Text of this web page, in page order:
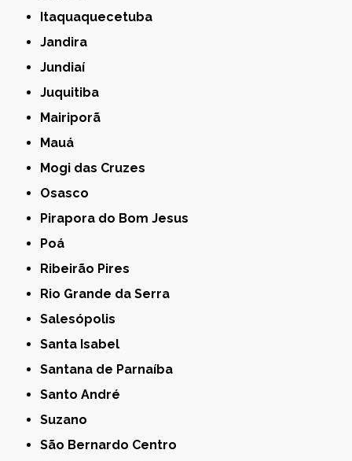
Itaquaquecetuba
Jandira
Jundiaí
Juquitiba
Mairiporã
Mauá
Mogi das Cruzes
Osasco
Pirapora do Bom Jesus
Poá
Ribeirão Pires
Rio Grande da Serra
Salesópolis
Santa Isabel
Santana de Parnaíba
Santo André
Suzano
São Bernardo Centro